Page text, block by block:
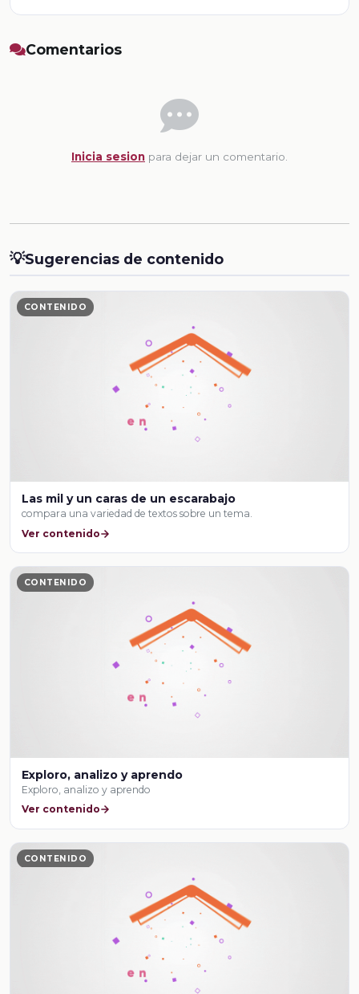
Comentarios
Inicia sesion para dejar un comentario.
💡Sugerencias de contenido
CONTENIDO
Las mil y un caras de un escarabajo
compara una variedad de textos sobre un tema.
Ver contenido
CONTENIDO
Exploro, analizo y aprendo
Exploro, analizo y aprendo
Ver contenido
CONTENIDO